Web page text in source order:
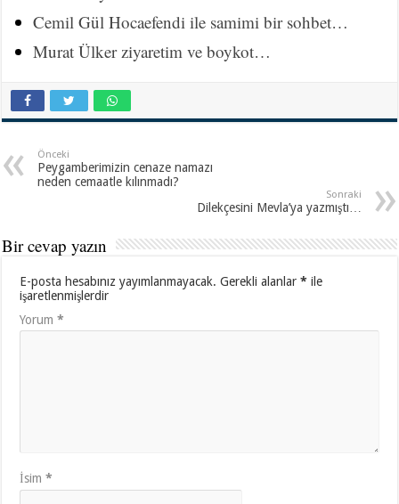
Cemil Gül Hocaefendi ile samimi bir sohbet…
Murat Ülker ziyaretim ve boykot…
Önceki
Peygamberimizin cenaze namazı
neden cemaatle kılınmadı?
Sonraki
Dilekçesini Mevla’ya yazmıştı…
Bir cevap yazın
E-posta hesabınız yayımlanmayacak. Gerekli alanlar* ile
işaretlenmişlerdir
Yorum*
İsim*